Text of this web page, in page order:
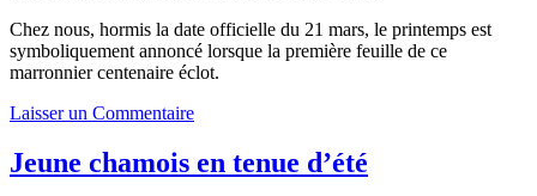
Chez nous, hormis la date officielle du 21 mars, le printemps est
symboliquement annoncé lorsque la première feuille de ce
marronnier centenaire éclot.
Laisser un Commentaire
Jeune chamois en tenue d’été